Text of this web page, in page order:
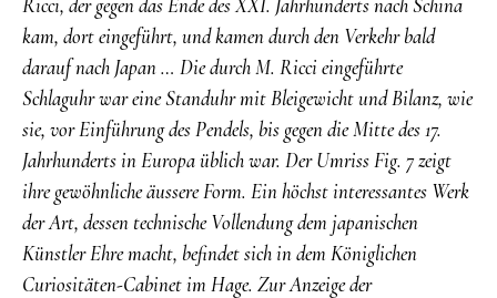
Ricci, der gegen das Ende des XXI. Jahrhunderts nach Schina
kam, dort eingeführt, und kamen durch den Verkehr bald
darauf nach Japan … Die durch M. Ricci eingeführte
Schlaguhr war eine Standuhr mit Bleigewicht und Bilanz, wie
sie, vor Einführung des Pendels, bis gegen die Mitte des 17.
Jahrhunderts in Europa üblich war. Der Umriss Fig. 7 zeigt
ihre gewöhnliche äussere Form. Ein höchst interessantes Werk
der Art, dessen technische Vollendung dem japanischen
Künstler Ehre macht, befindet sich in dem Königlichen
Curiositäten-Cabinet im Hage. Zur Anzeige der